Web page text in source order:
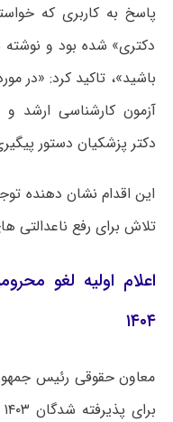
پاسخ به کاربری که
دکتری» شده بود و
باشید»، تاکید کرد: «در
آزمون کارشناسی ارشد
دکتر پزشکیان دستور
این اقدام نشان دهنده
تلاش برای رفع ناعدالتی
اعلام اولیه لغو
۱۴۰۴
معاون حقوقی رئیس